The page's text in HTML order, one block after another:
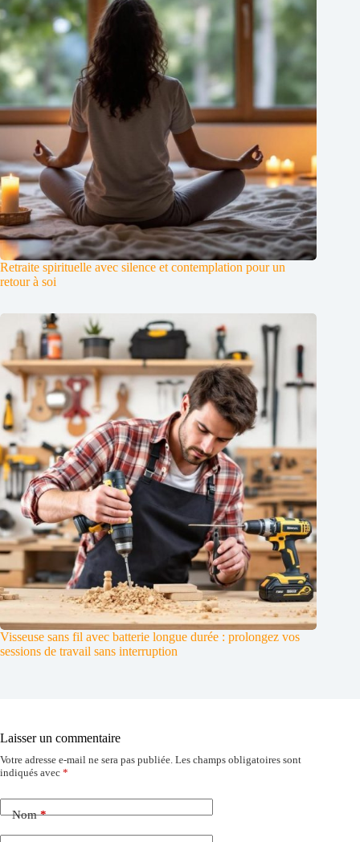
Retraite spirituelle avec silence et contemplation pour un
retour à soi
Visseuse sans fil avec batterie longue durée : prolongez vos
sessions de travail sans interruption
Laisser un commentaire
Votre adresse e-mail ne sera pas publiée. Les champs obligatoires sont
indiqués avec *
Nom*